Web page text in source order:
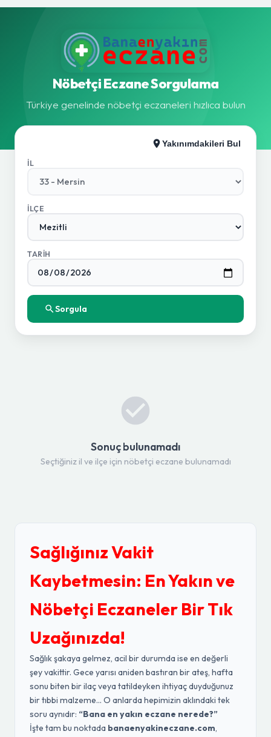
Nöbetçi Eczane Sorgulama
Türkiye genelinde nöbetçi eczaneleri hızlıca bulun
Yakınımdakileri Bul
İL
İLÇE
TARIH
Sorgula
Sonuç bulunamadı
Seçtiğiniz il ve ilçe için nöbetçi eczane bulunamadı
Sağlığınız Vakit
Kaybetmesin: En Yakın ve
Nöbetçi Eczaneler Bir Tık
Uzağınızda!
Sağlık şakaya gelmez, acil bir durumda ise en değerli
şey vakittir. Gece yarısı aniden bastıran bir ateş, hafta
sonu biten bir ilaç veya tatildeyken ihtiyaç duyduğunuz
bir tıbbi malzeme... O anlarda hepimizin aklındaki tek
soru aynıdır: “Bana en yakın eczane nerede?”
İşte tam bu noktada banaenyakineczane.com,